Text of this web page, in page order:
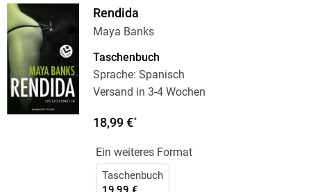
Rendida
Maya Banks
Taschenbuch
Sprache: Spanisch
Versand in 3-4 Wochen
18,99 €*
Ein weiteres Format
Taschenbuch